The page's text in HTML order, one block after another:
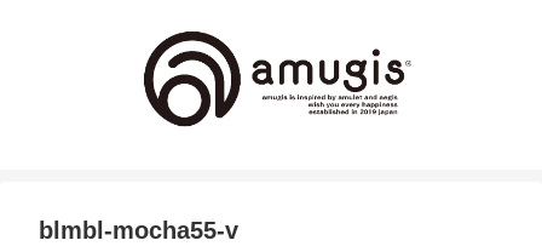
blmbl-mocha55-v